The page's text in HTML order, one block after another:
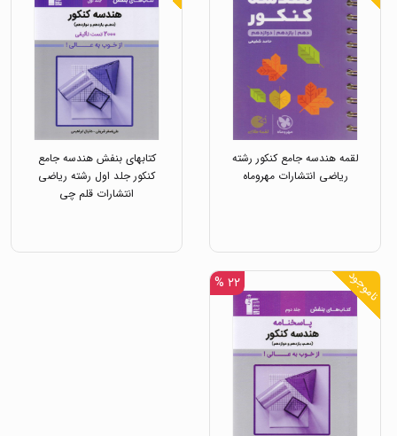
لقمه هندسه جامع کنکور رشته
ریاضی انتشارات مهروماه
کتابهای بنفش هندسه جامع
کنکور جلد اول رشته ریاضی
انتشارات قلم چی
ناموجود ۲۲ %